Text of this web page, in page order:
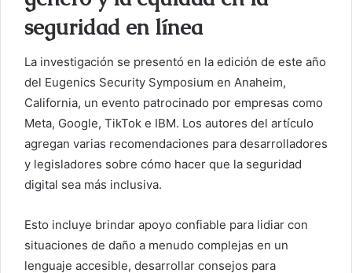
seguridad en línea
La investigación se presentó en la edición de este año
del Eugenics Security Symposium en Anaheim,
California, un evento patrocinado por empresas como
Meta, Google, TikTok e IBM. Los autores del artículo
agregan varias recomendaciones para desarrolladores
y legisladores sobre cómo hacer que la seguridad
digital sea más inclusiva.
Esto incluye brindar apoyo confiable para lidiar con
situaciones de daño a menudo complejas en un
lenguaje accesible, desarrollar consejos para